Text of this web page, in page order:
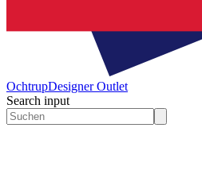
OchtrupDesigner Outlet
Search input